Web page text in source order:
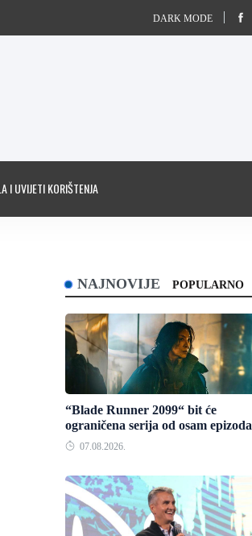
DARK MODE
I UVIJETI KORIŠTENJA
NAJNOVIJE POPULARNO
“Blade Runner 2099“ bit će
ograničena serija od osam epizoda
07.08.2026.